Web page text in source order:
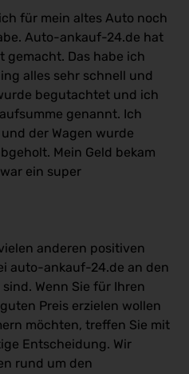
für mein altes Auto noch
Auto-ankauf-24.de hat
gemacht. Das habe ich
alles sehr schnell und
begutachtet und ich
genannt. Ich
der Wagen wurde
Mein Geld bekam
ein super
anderen positiven
auto-ankauf-24.de an den
Wenn Sie für Ihren
Preis erzielen wollen
möchten, treffen Sie mit
Entscheidung. Wir
rund um den